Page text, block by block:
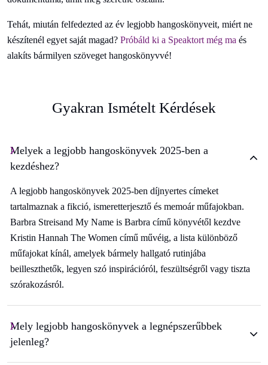
Tehát, miután felfedezted az év legjobb hangoskönyveit, miért ne
készítenél egyet saját magad? Próbáld ki a Speaktort még ma és
alakíts bármilyen szöveget hangoskönyvvé!
Gyakran Ismételt Kérdések
Melyek a legjobb hangoskönyvek 2025-ben a
kezdéshez?
A legjobb hangoskönyvek 2025-ben díjnyertes címeket
tartalmaznak a fikció, ismeretterjesztő és memoár műfajokban.
Barbra Streisand My Name is Barbra című könyvétől kezdve
Kristin Hannah The Women című művéig, a lista különböző
műfajokat kínál, amelyek bármely hallgató rutinjába
beilleszthetők, legyen szó inspirációról, feszültségről vagy tiszta
szórakozásról.
Mely legjobb hangoskönyvek a legnépszerűbbek
jelenleg?